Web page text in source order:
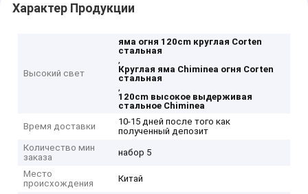
Характер Продукции
Высокий свет
яма огня 120cm круглая Corten
стальная
,
Круглая яма Chiminea огня Corten
стальная
,
120cm высокое выдерживая
стальное Chiminea
Время доставки
10-15 дней после того как
полученный депозит
Количество мин
заказа
набор 5
Место
происхождения
Китай